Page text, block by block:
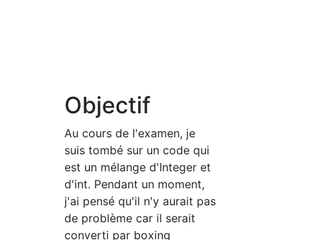
Objectif
Au cours de l'examen, je
suis tombé sur un code qui
est un mélange d'Integer et
d'int. Pendant un moment,
j'ai pensé qu'il n'y aurait pas
de problème car il serait
converti par boxing